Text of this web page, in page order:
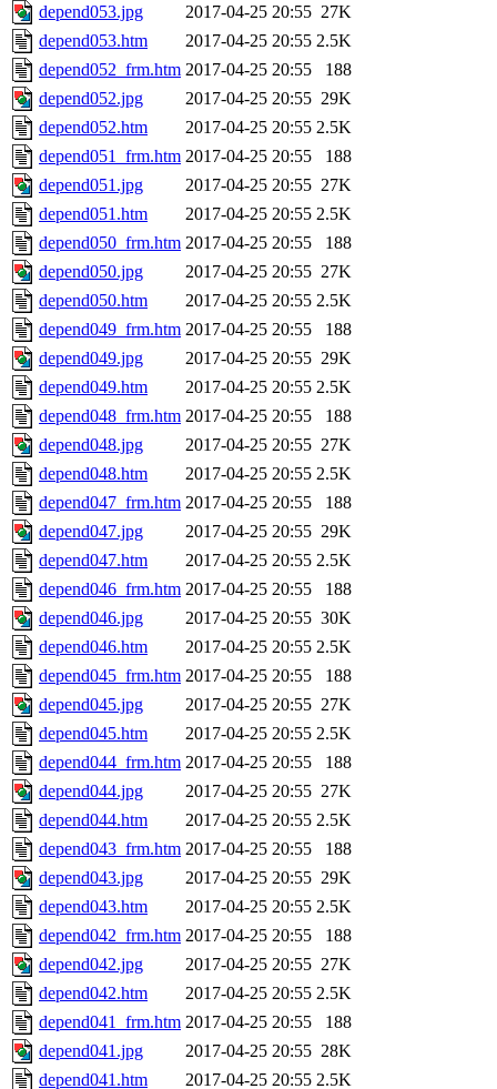
depend053.jpg
2017-04-25 20:55 27K
depend053.htm
2017-04-25 20:55 2.5K
depend052_frm.htm 2017-04-25 20:55
188
depend052.jpg
2017-04-25 20:55 29K
depend052.htm
2017-04-25 20:55 2.5K
depend051_frm.htm 2017-04-25 20:55
188
depend051.jpg
2017-04-25 20:55 27K
depend051.htm
2017-04-25 20:55 2.5K
depend050_frm.htm 2017-04-25 20:55
188
depend050.jpg
2017-04-25 20:55 27K
depend050.htm
2017-04-25 20:55 2.5K
depend049_frm.htm 2017-04-25 20:55
188
depend049.jpg
2017-04-25 20:55 29K
depend049.htm
2017-04-25 20:55 2.5K
depend048_frm.htm 2017-04-25 20:55
188
depend048.jpg
2017-04-25 20:55 27K
depend048.htm
2017-04-25 20:55 2.5K
depend047_frm.htm 2017-04-25 20:55
188
depend047.jpg
2017-04-25 20:55 29K
depend047.htm
2017-04-25 20:55 2.5K
depend046_frm.htm 2017-04-25 20:55
188
depend046.jpg
2017-04-25 20:55 30K
depend046.htm
2017-04-25 20:55 2.5K
depend045_frm.htm 2017-04-25 20:55
188
depend045.jpg
2017-04-25 20:55 27K
depend045.htm
2017-04-25 20:55 2.5K
depend044_frm.htm 2017-04-25 20:55
188
depend044.jpg
2017-04-25 20:55 27K
depend044.htm
2017-04-25 20:55 2.5K
depend043_frm.htm 2017-04-25 20:55
188
depend043.jpg
2017-04-25 20:55 29K
depend043.htm
2017-04-25 20:55 2.5K
depend042_frm.htm 2017-04-25 20:55
188
depend042.jpg
2017-04-25 20:55 27K
depend042.htm
2017-04-25 20:55 2.5K
depend041_frm.htm 2017-04-25 20:55
188
depend041.jpg
2017-04-25 20:55 28K
depend041.htm
2017-04-25 20:55 2.5K